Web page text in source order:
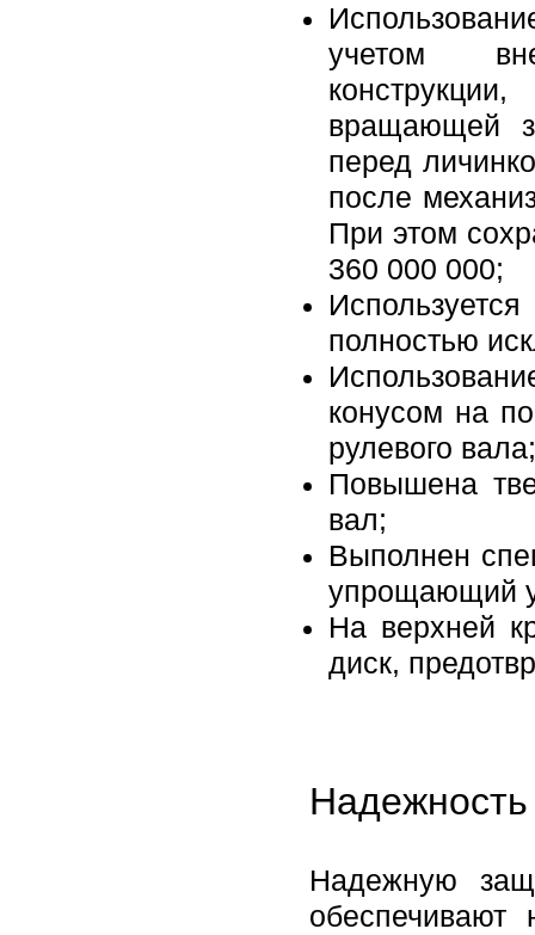
учетом
вращающей
перед
после
При этом
360 000 000;
полностью
конусом на
рулевого вала;
Повышена
вал;
Выполнен
упрощающий
На верхней
диск,
Надежную
обеспечивают